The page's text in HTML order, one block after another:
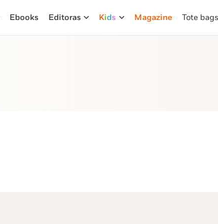
Ebooks Editoras Kids Magazine Tote bags